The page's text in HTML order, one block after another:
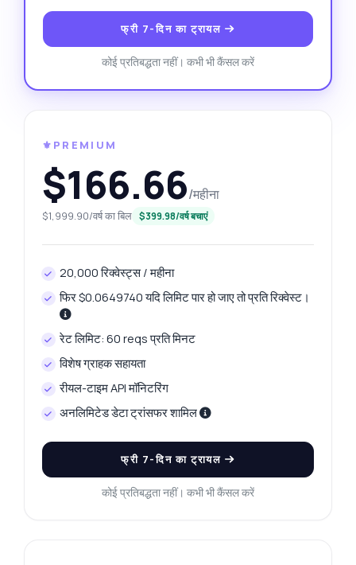
फ्री 7-दिन का ट्रायल
कोई प्रतिबद्धता नहीं। कभी भी कैंसल करें
⚜️PREMIUM
$166.66/महीना
$1,999.90/वर्ष का बिल $399.98/वर्ष बचाएं
20,000 रिक्वेस्ट्स / महीना
फिर $0.0649740 यदि लिमिट पार हो जाए तो प्रति रिक्वेस्ट।
रेट लिमिट: 60 reqs प्रति मिनट
विशेष ग्राहक सहायता
रीयल-टाइम API मॉनिटरिंग
अनलिमिटेड डेटा ट्रांसफर शामिल
फ्री 7-दिन का ट्रायल
कोई प्रतिबद्धता नहीं। कभी भी कैंसल करें